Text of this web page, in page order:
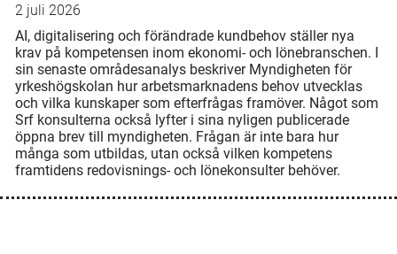
2 juli 2026
AI, digitalisering och förändrade kundbehov ställer nya
krav på kompetensen inom ekonomi- och lönebranschen. I
sin senaste områdesanalys beskriver Myndigheten för
yrkeshögskolan hur arbetsmarknadens behov utvecklas
och vilka kunskaper som efterfrågas framöver. Något som
Srf konsulterna också lyfter i sina nyligen publicerade
öppna brev till myndigheten. Frågan är inte bara hur
många som utbildas, utan också vilken kompetens
framtidens redovisnings- och lönekonsulter behöver.